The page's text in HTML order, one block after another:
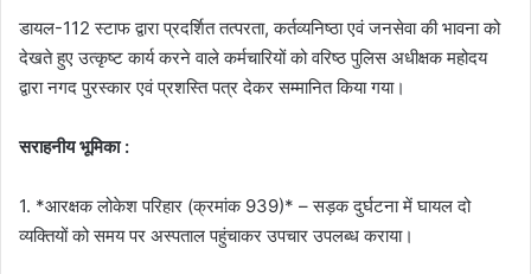
डायल-112 स्टाफ द्वारा प्रदर्शित तत्परता, कर्तव्यनिष्ठा एवं जनसेवा की भावना को
देखते हुए उत्कृष्ट कार्य करने वाले कर्मचारियों को वरिष्ठ पुलिस अधीक्षक महोदय
द्वारा नगद पुरस्कार एवं प्रशस्ति पत्र देकर सम्मानित किया गया।
सराहनीय भूमिका :
1. *आरक्षक लोकेश परिहार (क्रमांक 939)* – सड़क दुर्घटना में घायल दो
व्यक्तियों को समय पर अस्पताल पहुंचाकर उपचार उपलब्ध कराया।